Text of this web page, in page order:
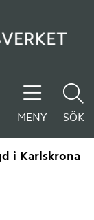
MENY SÖK
i Karlskrona